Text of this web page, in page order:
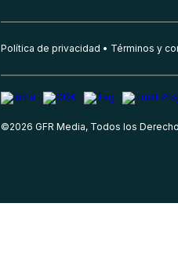
Política de privacidad Términos y
©2026 GFR Media, Todos los